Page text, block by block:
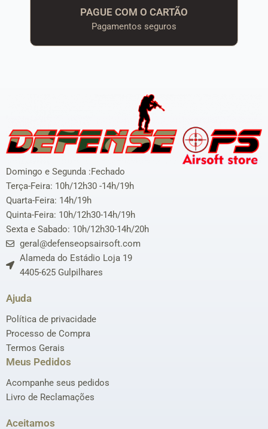
PAGUE COM O CARTÃO
Pagamentos seguros
Domingo e Segunda :Fechado
Terça-Feira: 10h/12h30 -14h/19h
Quarta-Feira: 14h/19h
Quinta-Feira: 10h/12h30-14h/19h
Sexta e Sabado: 10h/12h30-14h/20h
geral@defenseopsairsoft.com
Alameda do Estádio Loja 19
4405-625 Gulpilhares
Ajuda
Política de privacidade
Processo de Compra
Termos Gerais
Meus Pedidos
Acompanhe seus pedidos
Livro de Reclamações
Aceitamos